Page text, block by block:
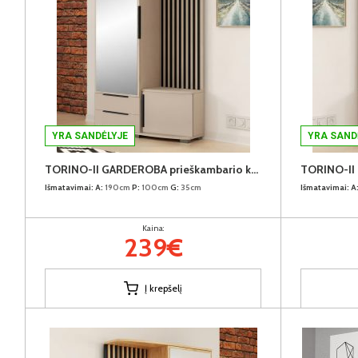
YRA SANDĖLYJE
TORINO-II GARDEROBA prieškambario komplektas (Kairinis)
Išmatavimai: A: 190cm P: 100cm G: 35cm
Kaina:
239€
Į krepšelį
YRA
Išmatavimai: A: